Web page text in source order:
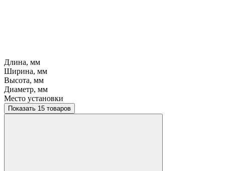
Длина, мм
Ширина, мм
Высота, мм
Диаметр, мм
Место установки
Показать 15 товаров